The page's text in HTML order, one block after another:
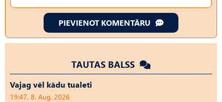
PIEVIENOT KOMENTĀRU
TAUTAS BALSS
Vajag vēl kādu tualeti
19:47, 8. Aug, 2026